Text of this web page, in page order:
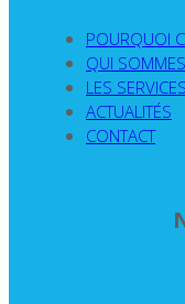
POURQUOI
QUI
LES SERVICES
ACTUALITÉS
CONTACT